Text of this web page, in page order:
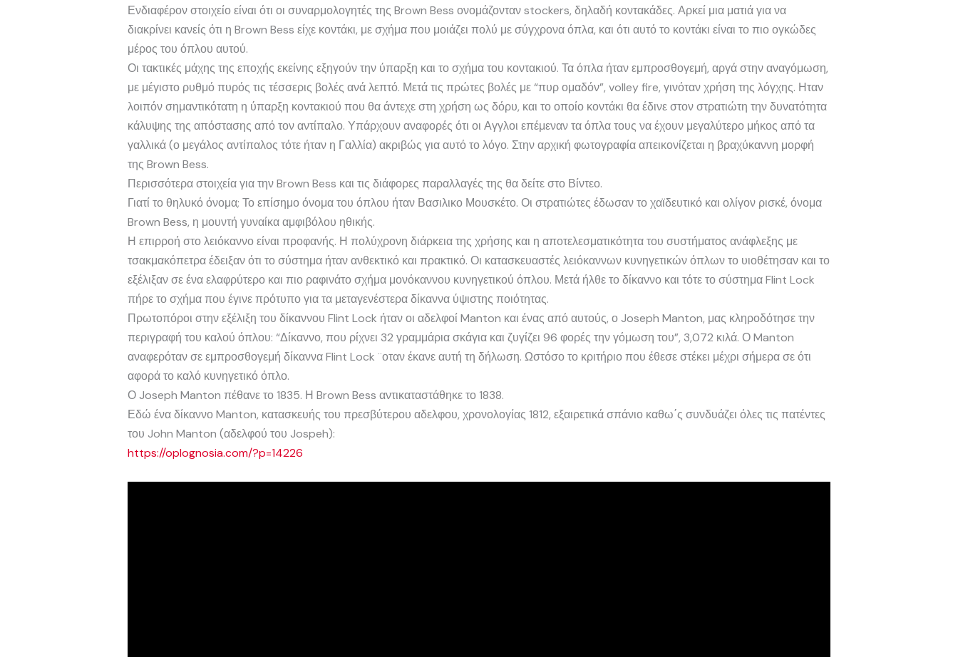
Ενδιαφέρον στοιχείο είναι ότι οι συναρμολογητές της Brown Bess ονομάζονταν stockers, δηλαδή κοντακάδες. Αρκεί μια ματιά για να
διακρίνει κανείς ότι η Brown Bess είχε κοντάκι, με σχήμα που μοιάζει πολύ με σύγχρονα όπλα, και ότι αυτό το κοντάκι είναι το πιο ογκώδες
μέρος του όπλου αυτού.
Οι τακτικές μάχης της εποχής εκείνης εξηγούν την ύπαρξη και το σχήμα του κοντακιού. Τα όπλα ήταν εμπροσθογεμή, αργά στην αναγόμωση,
με μέγιστο ρυθμό πυρός τις τέσσερις βολές ανά λεπτό. Μετά τις πρώτες βολές με “πυρ ομαδόν”, volley fire, γινόταν χρήση της λόγχης. Ηταν
λοιπόν σημαντικότατη η ύπαρξη κοντακιού που θα άντεχε στη χρήση ως δόρυ, και το οποίο κοντάκι θα έδινε στον στρατιώτη την δυνατότητα
κάλυψης της απόστασης από τον αντίπαλο. Υπάρχουν αναφορές ότι οι Αγγλοι επέμεναν τα όπλα τους να έχουν μεγαλύτερο μήκος από τα
γαλλικά (ο μεγάλος αντίπαλος τότε ήταν η Γαλλία) ακριβώς για αυτό το λόγο. Στην αρχική φωτογραφία απεικονίζεται η βραχύκαννη μορφή
της Brown Bess.
Περισσότερα στοιχεία για την Brown Bess και τις διάφορες παραλλαγές της θα δείτε στο Βίντεο.
Γιατί το θηλυκό όνομα; Το επίσημο όνομα του όπλου ήταν Βασιλικο Μουσκέτο. Οι στρατιώτες έδωσαν το χαϊδευτικό και ολίγον ρισκέ, όνομα
Brown Bess, η μουντή γυναίκα αμφιβόλου ηθικής.
Η επιρροή στο λειόκαννο είναι προφανής. Η πολύχρονη διάρκεια της χρήσης και η αποτελεσματικότητα του συστήματος ανάφλεξης με
τσακμακόπετρα έδειξαν ότι το σύστημα ήταν ανθεκτικό και πρακτικό. Οι κατασκευαστές λειόκαννων κυνηγετικών όπλων το υιοθέτησαν και το
εξέλιξαν σε ένα ελαφρύτερο και πιο ραφινάτο σχήμα μονόκαννου κυνηγετικού όπλου. Μετά ήλθε το δίκαννο και τότε το σύστημα Flint Lock
πήρε το σχήμα που έγινε πρότυπο για τα μεταγενέστερα δίκαννα ύψιστης ποιότητας.
Πρωτοπόροι στην εξέλιξη του δίκαννου Flint Lock ήταν οι αδελφοί Manton και ένας από αυτούς, ο Joseph Manton, μας κληροδότησε την
περιγραφή του καλού όπλου: “Δίκαννο, που ρίχνει 32 γραμμάρια σκάγια και ζυγίζει 96 φορές την γόμωση του”, 3,072 κιλά. Ο Manton
αναφερόταν σε εμπροσθογεμή δίκαννα Flint Lock ¨οταν έκανε αυτή τη δήλωση. Ωστόσο το κριτήριο που έθεσε στέκει μέχρι σήμερα σε ότι
αφορά το καλό κυνηγετικό όπλο.
Ο Joseph Manton πέθανε το 1835. Η Brown Bess αντικαταστάθηκε το 1838.
Εδώ ένα δίκαννο Manton, κατασκευής του πρεσβύτερου αδελφου, χρονολογίας 1812, εξαιρετικά σπάνιο καθω΄ς συνδυάζει όλες τις πατέντες
του John Manton (αδελφού του Jospeh):
https://oplognosia.com/?p=14226